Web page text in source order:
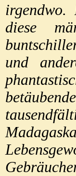
irgendwo.
diese
und